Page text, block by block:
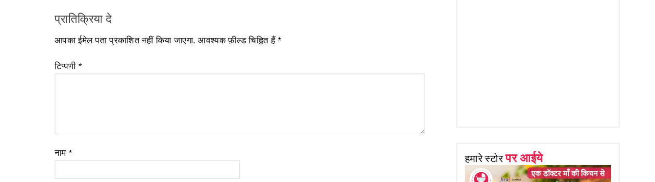
प्रातिक्रिया दे
आपका ईमेल पता प्रकाशित नहीं किया जाएगा. आवश्यक फ़ील्ड चिह्नित हैं*
टिप्पणी *
नाम * हमारे स्टोरपर आईये